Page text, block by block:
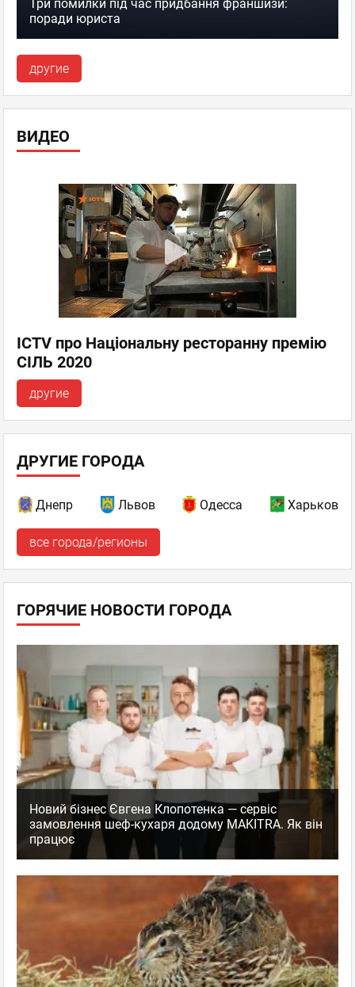
Три помилки під час придбання франшизи:
поради юриста
другие
ВИДЕО
ICTV про Національну ресторанну премію
СІЛЬ 2020
другие
ДРУГИЕ ГОРОДА
Днепр Львов Одесса Харьков
все города/регионы
ГОРЯЧИЕ НОВОСТИ ГОРОДА
Новий бізнес Євгена Клопотенка — сервіс
замовлення шеф-кухаря додому MAKITRA. Як він
працює